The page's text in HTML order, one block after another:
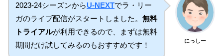
2023-24シーズンからU-NEXTでラ・リー
ガのライブ配信がスタートしました。 無料
トライアルが利用できるので、まずは無料
期間だけ試してみるのもおすすめです！
にっしー